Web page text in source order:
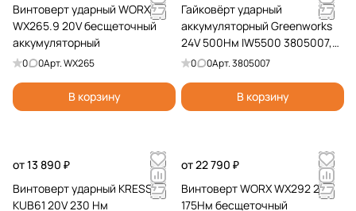
Винтоверт ударный WORX
WX265.9 20V бесщеточный
аккумуляторный
0 0Арт.WX265
В корзину
Гайковёрт ударный
аккумуляторный Greenworks
24V 500Нм IW5500 3805007,
бесщёточный
0 0Арт.3805007
В корзину
от 13 890 ₽
Винтоверт ударный KRESS
KUB61 20V 230 Нм
от 22 790 ₽
Винтоверт WORX WX292 20V
175Нм бесщеточный